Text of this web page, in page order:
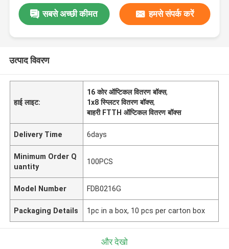
सबसे अच्छी कीमत हमसे संपर्क करें
उत्पाद विवरण
हाई लाइट:
16 कोर ऑप्टिकल वितरण बॉक्स,
1x8 स्प्लिटर वितरण बॉक्स,
बाहरी FTTH ऑप्टिकल वितरण बॉक्स
Delivery Time 6days
Minimum Order Q
uantity
100PCS
Model Number FDB0216G
Packaging Details 1pc in a box, 10 pcs per carton box
और देखो